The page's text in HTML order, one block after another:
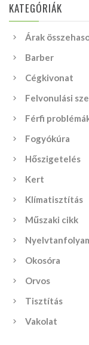
KATEGÓRIÁK
Árak
Barber
Cégkivonat
Felvonulási
Férfi
Fogyókúra
Hőszigetelés
Kert
Klímatisztítás
Műszaki cikk
Okosóra
Orvos
Tisztítás
Vakolat